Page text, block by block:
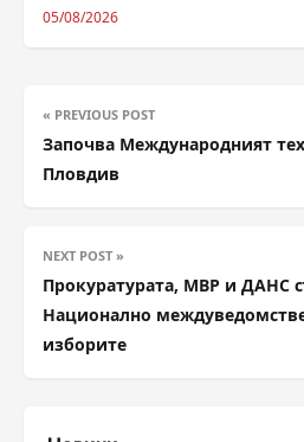
05/08/2026
« PREVIOUS POST
Започва Международният
Пловдив
NEXT POST »
Прокуратурата, МВР и ДАНС
Национално
изборите